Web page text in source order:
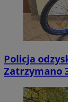
Policja
Zatrzymano